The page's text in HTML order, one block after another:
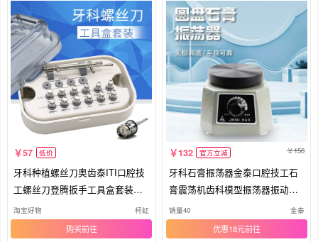
57 低价
牙科种植螺丝刀奥齿泰ITI口腔技
工螺丝刀登腾扳手工具盒套装起
子
淘宝好物 柯虹
购买
132 官方立减 150
牙科石膏振荡器金泰口腔技工石
膏震荡机齿科模型振荡器振动器
包邮
销量40 金泰
优惠18元